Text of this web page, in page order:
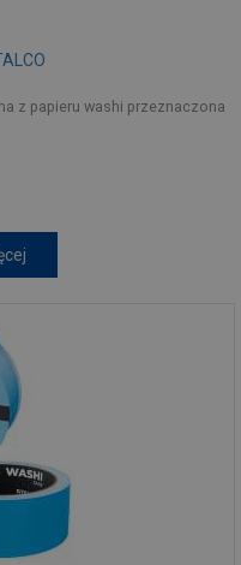
z papieru washi przeznaczona